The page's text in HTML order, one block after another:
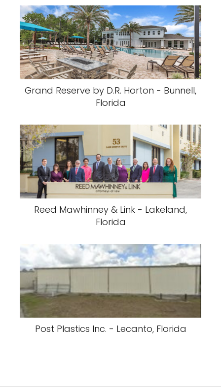
Grand Reserve by D.R. Horton - Bunnell,
Florida
Reed Mawhinney & Link - Lakeland,
Florida
Post Plastics Inc. - Lecanto, Florida